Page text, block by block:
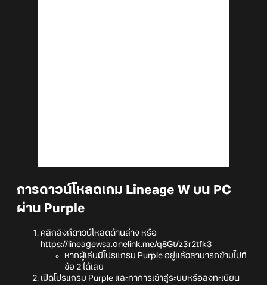
การดาวน์โหลดเกม Lineage W บน PC
ผ่าน Purple
คลิกลิงก์ดาวน์โหลดด้านล่าง หรือ
https://lineagewsa.onelink.me/q8Gt/z3r2tfk3
หากผู้เล่นมีโปรแกรม Purple อยู่แล้วสามารถข้ามไปที่
ข้อ 2 ได้เลย
เปิดโปรแกรม Purple และทำการเข้าสู่ระบบหรือลงทะเบียน